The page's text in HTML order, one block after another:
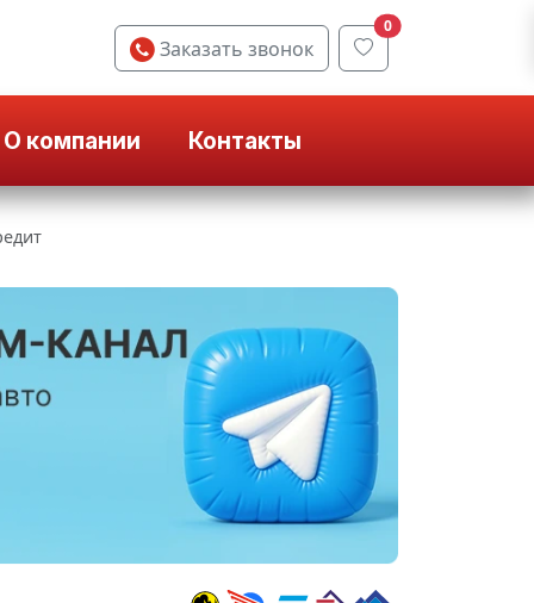
Заказать звонок
0
О компании Контакты